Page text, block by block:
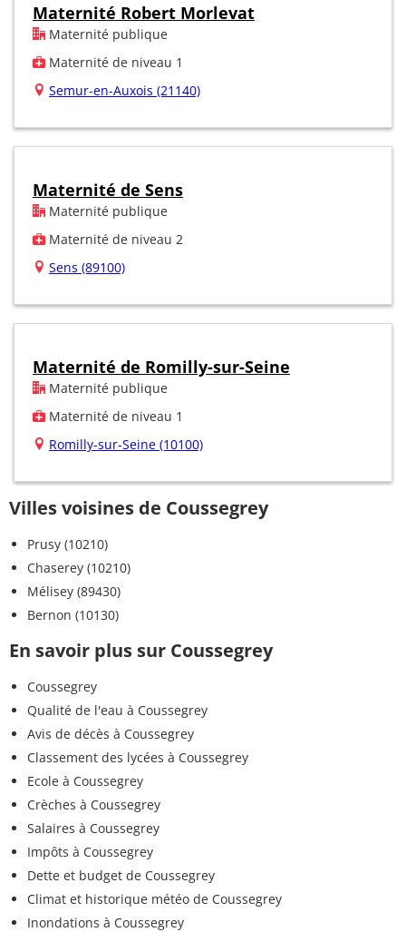
Maternité Robert Morlevat
Maternité publique
Maternité de niveau 1
Semur-en-Auxois (21140)
Maternité de Sens
Maternité publique
Maternité de niveau 2
Sens (89100)
Maternité de Romilly-sur-Seine
Maternité publique
Maternité de niveau 1
Romilly-sur-Seine (10100)
Villes voisines de Coussegrey
Prusy (10210)
Chaserey (10210)
Mélisey (89430)
Bernon (10130)
En savoir plus sur Coussegrey
Coussegrey
Qualité de l'eau à Coussegrey
Avis de décès à Coussegrey
Classement des lycées à Coussegrey
Ecole à Coussegrey
Crèches à Coussegrey
Salaires à Coussegrey
Impôts à Coussegrey
Dette et budget de Coussegrey
Climat et historique météo de Coussegrey
Inondations à Coussegrey